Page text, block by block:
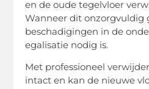
en de oude tegelvloer
Wanneer dit onzorgvuldig
beschadigingen in de
egalisatie nodig is.
Met professioneel
intact en kan de nieuwe